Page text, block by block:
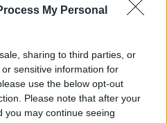
My Personal
sharing to third parties, or
sensitive information for
use the below opt-out
Please note that after your
you may continue seeing
HPV-DNA TEST